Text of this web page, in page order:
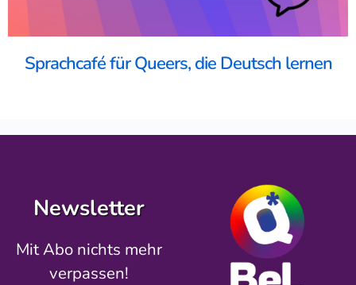
Sprachcafé für Queers, die Deutsch lernen
Newsletter
Mit Abo nichts mehr
verpassen!